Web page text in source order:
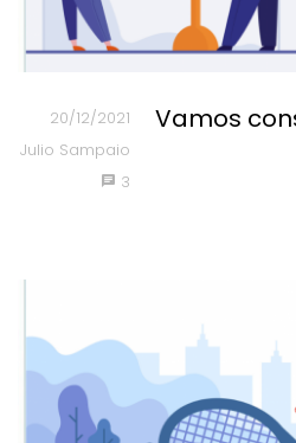
20/12/2021
Julio Sampaio
3
Vamos